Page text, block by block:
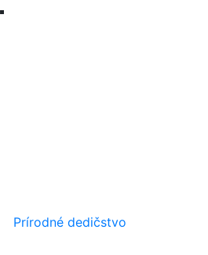
Prírodné dedičstvo